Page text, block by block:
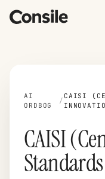
AI
ORDBOG
/
CAISI
CAISI